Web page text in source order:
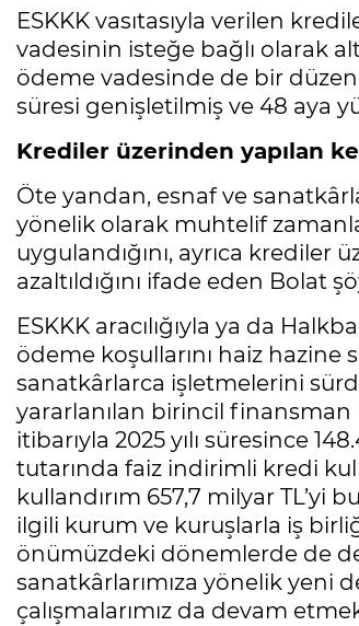
ESKKK vasıtasıyla verilen
vadesinin isteğe bağlı olarak
ödeme vadesinde de bir
süresi genişletilmiş ve 48 aya
Krediler üzerinden yapılan
Öte yandan, esnaf ve
yönelik olarak muhtelif
uygulandığını, ayrıca krediler
azaltıldığını ifade eden Bolat
ESKKK aracılığıyla ya da
ödeme koşullarını haiz hazine
sanatkârlarca işletmelerini
yararlanılan birincil finansman
itibarıyla 2025 yılı süresince
tutarında faiz indirimli kredi
kullandırım 657,7 milyar
ilgili kurum ve kuruşlarla iş
önümüzdeki dönemlerde de
sanatkârlarımıza yönelik yeni
çalışmalarımız da devam